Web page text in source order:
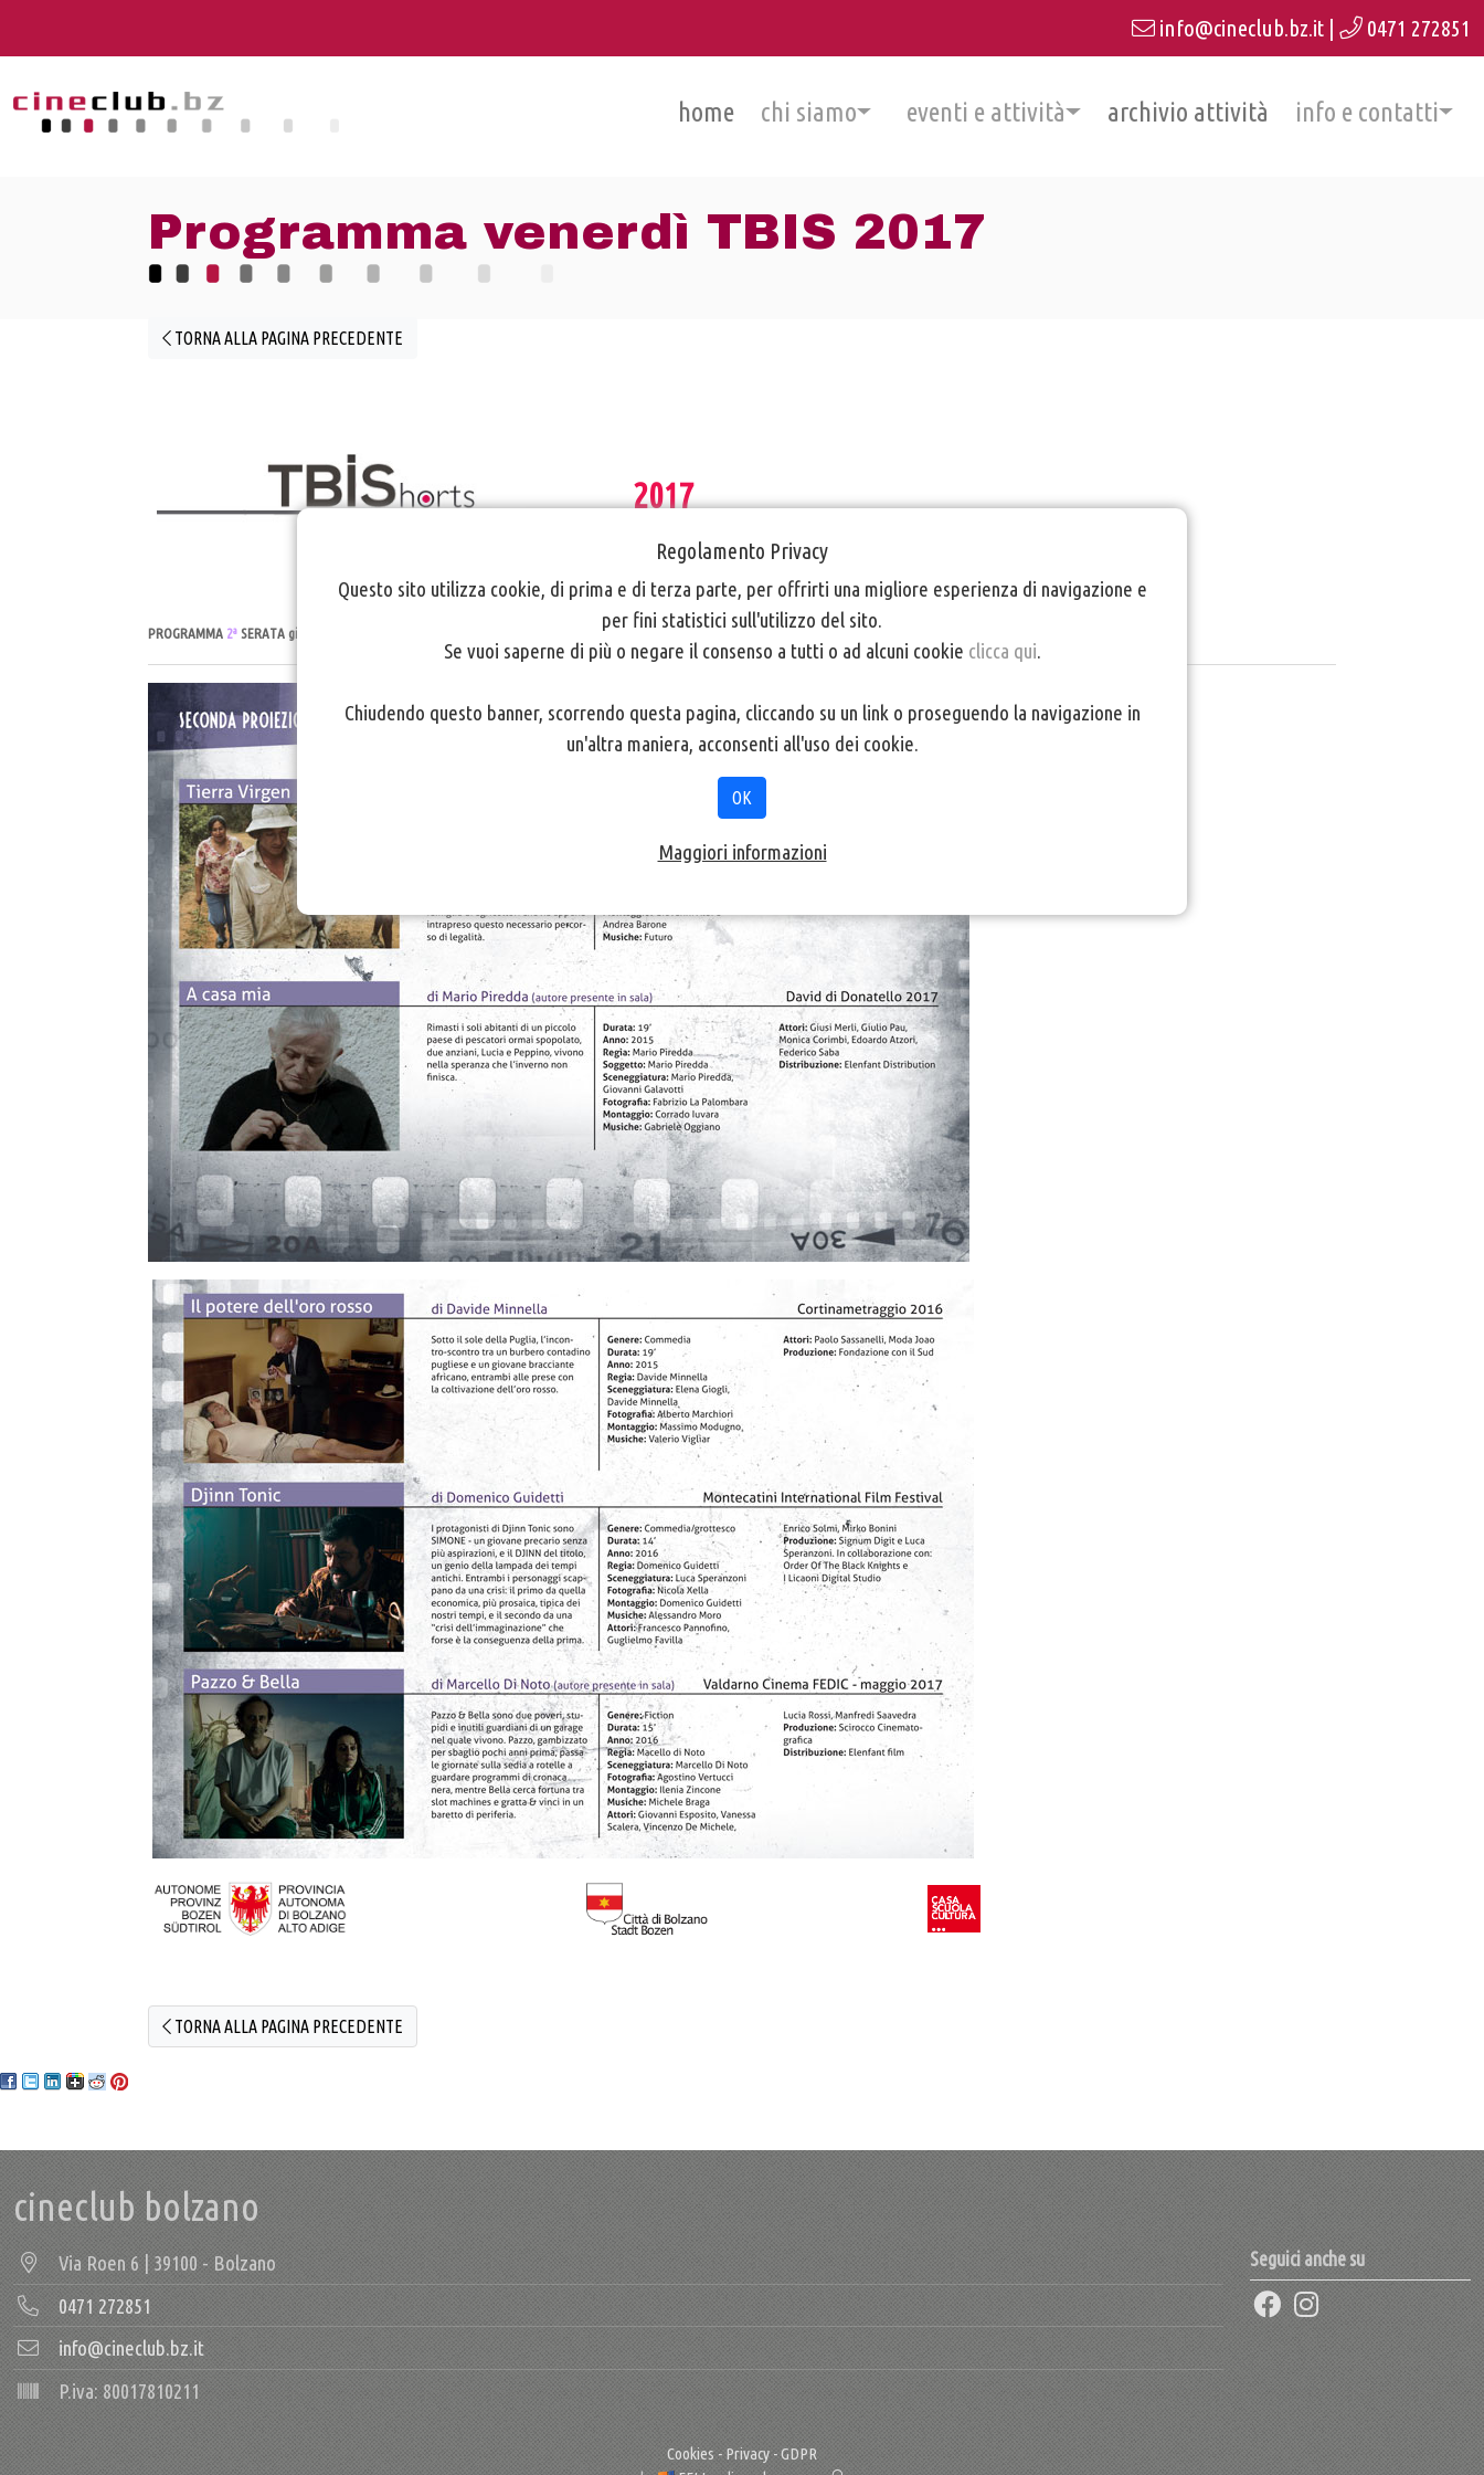
Regolamento Privacy
Questo sito utilizza cookie, di prima e di terza parte, per offrirti una migliore esperienza di navigazione e
per fini statistici sull'utilizzo del sito.
Se vuoi saperne di più o negare il consenso a tutti o ad alcuni cookie clicca qui.
Chiudendo questo banner, scorrendo questa pagina, cliccando su un link o proseguendo la navigazione in
un'altra maniera, acconsenti all'uso dei cookie.
OK
Maggiori informazioni
info@cineclub.bz.it 0471 272851
home chi siamo eventi e attività archivio attività info e contatti
Programma venerdì TBIS 2017
TORNA ALLA PAGINA PRECEDENTE
2017
PROGRAMMA 2ªSERATA giovedì 10 novembre - cinema Capitol-Filmclub - via Dr. Streiter 8 - Bolzano inizio ore 20.
TORNA ALLA PAGINA PRECEDENTE
cineclub bolzano
Via Roen 6 | 39100 - Bolzano
0471 272851
info@cineclub.bz.it
P.iva: 80017810211
Seguici anche su
Cookies - Privacy - GDPR